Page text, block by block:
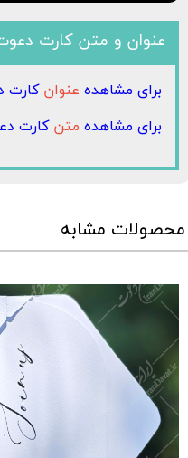
عنوان و متن کارت
برای مشاهده عنوان کارت
برای مشاهده متن کارت
محصولات مشابه